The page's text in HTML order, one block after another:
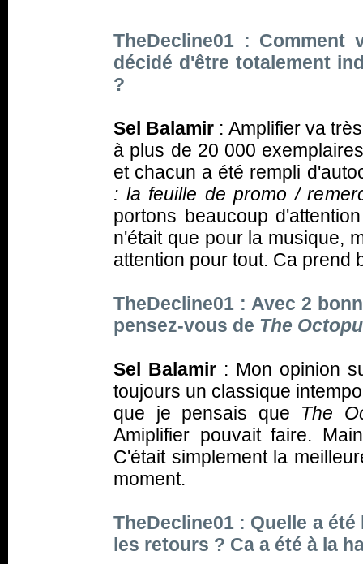
TheDecline01 : Comment
décidé d'être totalement
?
Sel Balamir : Amplifier va
à plus de 20 000
et chacun a été rempli
: la feuille de promo /
portons beaucoup
n'était que pour la musique,
attention pour tout. Ca prend
TheDecline01 : Avec 2
pensez-vous de The
Sel Balamir : Mon opinion
toujours un classique
que je pensais que The
Amiplifier pouvait faire.
C'était simplement la
moment.
TheDecline01 : Quelle a
les retours ? Ca a été à la